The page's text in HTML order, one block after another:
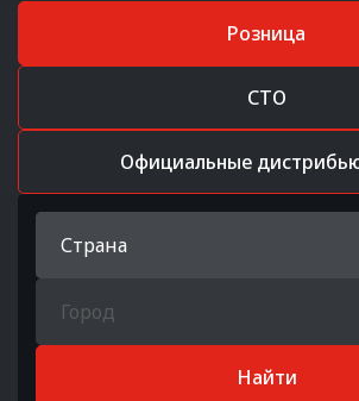
Розница
СТО
Официальные
Страна
Город
Найти